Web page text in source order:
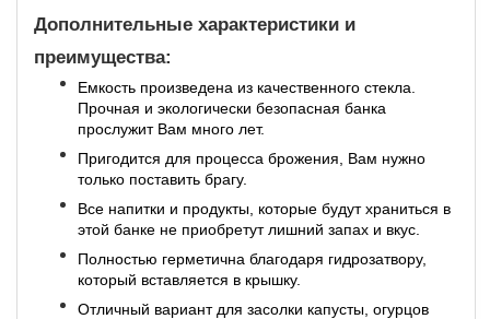
Дополнительные характеристики и
преимущества:
Емкость произведена из качественного стекла.
Прочная и экологически безопасная банка
прослужит Вам много лет.
Пригодится для процесса брожения, Вам нужно
только поставить брагу.
Все напитки и продукты, которые будут храниться в
этой банке не приобретут лишний запах и вкус.
Полностью герметична благодаря гидрозатвору,
который вставляется в крышку.
Отличный вариант для засолки капусты, огурцов